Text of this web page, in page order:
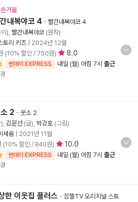
거울
내복야코 4 - 빨간내복야코 4
), 빨간내복야코 (원작)
토리 키즈
2024년 12월
(10% 할인 / 750원) 8.0
썬데이 EXPRESS 내일 (월) 아침 7시 출근
2 - 웃소 2
김문선 (글), 박강호 (그림)
세움
2021년 11월
(10% 할인 / 840원) 10.0
썬데이 EXPRESS 내일 (월) 아침 7시 출근
한 이웃집 플러스 - 잠뜰TV 오리지널 스토